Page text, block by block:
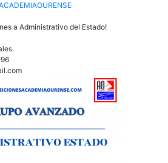
a Administrativo del Estado!